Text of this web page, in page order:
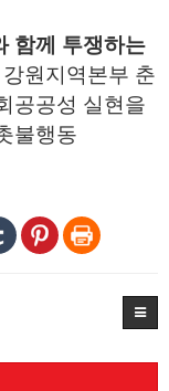
함께 투쟁하는
원지역본부 춘
공공성 실현을
불행동